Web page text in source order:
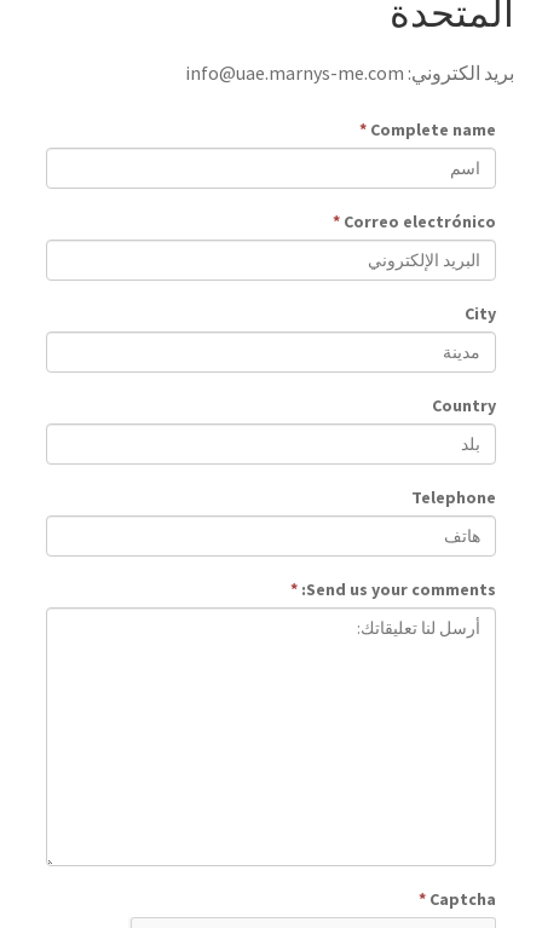
المتحدة
بريد الكتروني‫: info@uae.marnys-me.com
Complete name
*
Correo electrónico
*
City
Country
Telephone
Send us your comments:
*
Captcha
*